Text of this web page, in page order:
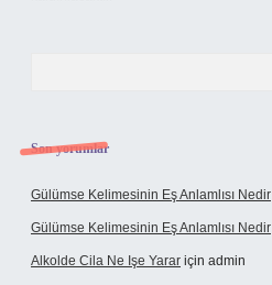
Son yorumlar
Gülümse Kelimesinin Eş Anlamlısı Nedir
Gülümse Kelimesinin Eş Anlamlısı Nedir
Alkolde Cila Ne Işe Yarar için admin